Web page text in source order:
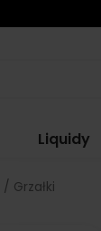
Liquidy
Grzałki